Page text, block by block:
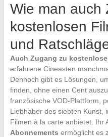
Wie man auch
kostenlosen
und
Auch Zugang zu
erfahrene Cineasten
Dennoch gibt es Lösungen,
finden, ohne einen Cent
französische VOD-Plattform,
Liebhaber des siebten Kunst,
Filmen à la carte anbietet. Ihr
Abonnements ermöglicht es